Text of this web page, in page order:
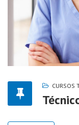
CURSOS